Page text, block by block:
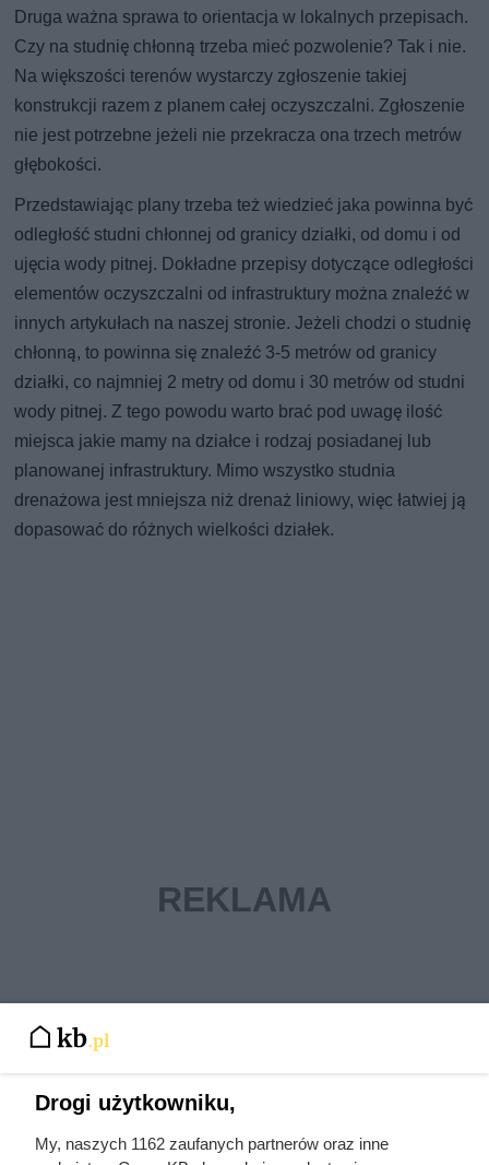
Druga ważna sprawa to orientacja w lokalnych przepisach.
Czy na studnię chłonną trzeba mieć pozwolenie? Tak i nie.
Na większości terenów wystarczy zgłoszenie takiej
konstrukcji razem z planem całej oczyszczalni. Zgłoszenie
nie jest potrzebne jeżeli nie przekracza ona trzech metrów
głębokości.
Przedstawiając plany trzeba też wiedzieć jaka powinna być
odległość studni chłonnej od granicy działki, od domu i od
ujęcia wody pitnej. Dokładne przepisy dotyczące odległości
elementów oczyszczalni od infrastruktury można znaleźć w
innych artykułach na naszej stronie. Jeżeli chodzi o studnię
chłonną, to powinna się znaleźć 3-5 metrów od granicy
działki, co najmniej 2 metry od domu i 30 metrów od studni
wody pitnej. Z tego powodu warto brać pod uwagę ilość
miejsca jakie mamy na działce i rodzaj posiadanej lub
planowanej infrastruktury. Mimo wszystko studnia
drenażowa jest mniejsza niż drenaż liniowy, więc łatwiej ją
dopasować do różnych wielkości działek.
Drogi użytkowniku,
My, naszych 1162 zaufanych partnerów oraz inne